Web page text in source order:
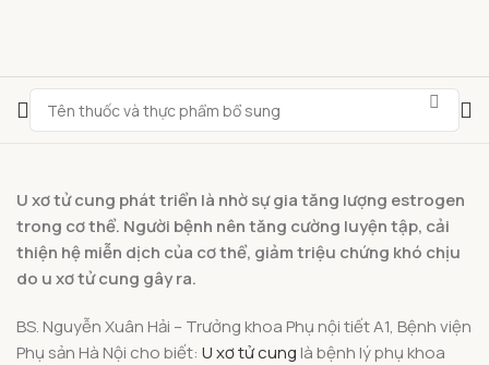
U xơ tử cung phát triển là nhờ sự gia tăng lượng estrogen
trong cơ thể. Người bệnh nên tăng cường luyện tập, cải
thiện hệ miễn dịch của cơ thể, giảm triệu chứng khó chịu
do u xơ tử cung gây ra.
BS. Nguyễn Xuân Hải – Trưởng khoa Phụ nội tiết A1, Bệnh viện
Phụ sản Hà Nội cho biết: U xơ tử cung là bệnh lý phụ khoa